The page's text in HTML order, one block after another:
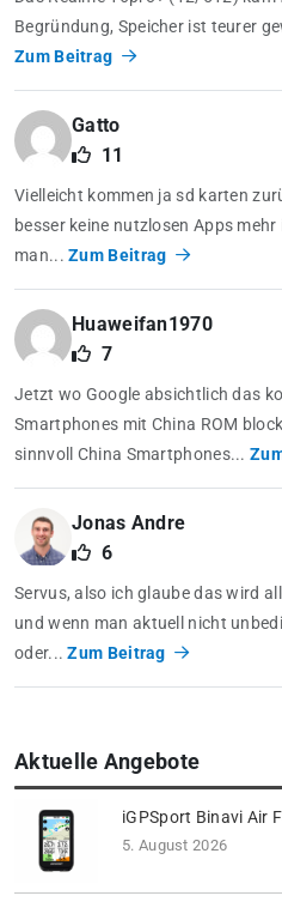
Begründung, Speicher ist teurer
Zum Beitrag
Gatto
11
Vielleicht kommen ja sd karten
besser keine nutzlosen Apps
man...Zum Beitrag
Huaweifan1970
7
Jetzt wo Google absichtlich das
Smartphones mit China ROM
sinnvoll China Smartphones...
Jonas Andre
6
Servus, also ich glaube das wird
und wenn man aktuell nicht
oder...Zum Beitrag
Aktuelle Angebote
iGPSport Binavi Air
5. August 2026